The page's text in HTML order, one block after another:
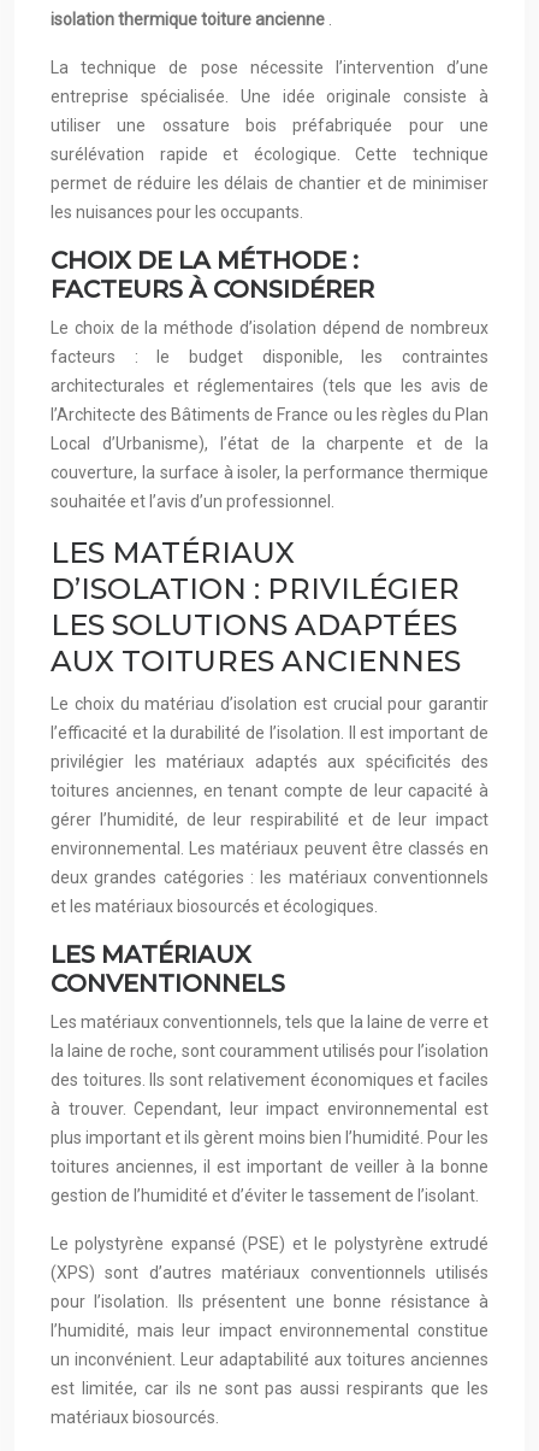
isolation thermique toiture ancienne
La technique de pose nécessite l’intervention d’une
entreprise spécialisée. Une idée originale consiste à
utiliser une ossature bois préfabriquée pour une
surélévation rapide et écologique. Cette technique
permet de réduire les délais de chantier et de minimiser
les nuisances pour les occupants.
CHOIX DE LA MÉTHODE :
FACTEURS À CONSIDÉRER
Le choix de la méthode d’isolation dépend de nombreux
facteurs : le budget disponible, les contraintes
architecturales et réglementaires (tels que les avis de
l’Architecte des Bâtiments de France ou les règles du Plan
Local d’Urbanisme), l’état de la charpente et de la
couverture, la surface à isoler, la performance thermique
souhaitée et l’avis d’un professionnel.
LES MATÉRIAUX
D’ISOLATION : PRIVILÉGIER
LES SOLUTIONS ADAPTÉES
AUX TOITURES ANCIENNES
Le choix du matériau d’isolation est crucial pour garantir
l’efficacité et la durabilité de l’isolation. Il est important de
privilégier les matériaux adaptés aux spécificités des
toitures anciennes, en tenant compte de leur capacité à
gérer l’humidité, de leur respirabilité et de leur impact
environnemental. Les matériaux peuvent être classés en
deux grandes catégories : les matériaux conventionnels
et les matériaux biosourcés et écologiques.
LES MATÉRIAUX
CONVENTIONNELS
Les matériaux conventionnels, tels que la laine de verre et
la laine de roche, sont couramment utilisés pour l’isolation
des toitures. Ils sont relativement économiques et faciles
à trouver. Cependant, leur impact environnemental est
plus important et ils gèrent moins bien l’humidité. Pour les
toitures anciennes, il est important de veiller à la bonne
gestion de l’humidité et d’éviter le tassement de l’isolant.
Le polystyrène expansé (PSE) et le polystyrène extrudé
(XPS) sont d’autres matériaux conventionnels utilisés
pour l’isolation. Ils présentent une bonne résistance à
l’humidité, mais leur impact environnemental constitue
un inconvénient. Leur adaptabilité aux toitures anciennes
est limitée, car ils ne sont pas aussi respirants que les
matériaux biosourcés.